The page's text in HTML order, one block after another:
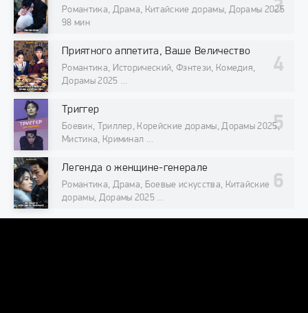
Романтика, Драма, Китайские дорамы, Дорамы 2025
98 мин
Приятного аппетита, Ваше Величество
Романтика, Исторический, Фэнтези, Комедия,
Дорамы 2025
Триггер
Боевик, Триллер, Корейские дорамы, Дорамы 2025,
Мистика, Криминал
Легенда о женщине-генерале
Романтика, Драма, Боевые искусства, Китайские
дорамы, Дорамы 2025